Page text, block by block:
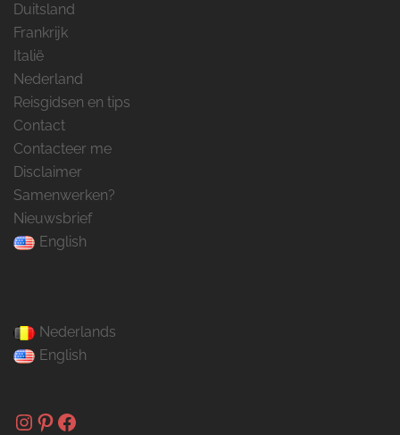
Duitsland
Frankrijk
Italië
Nederland
Reisgidsen en tips
Contact
Contacteer me
Disclaimer
Samenwerken?
Nieuwsbrief
English
Nederlands
English
Instagram
Pinterest
Facebook